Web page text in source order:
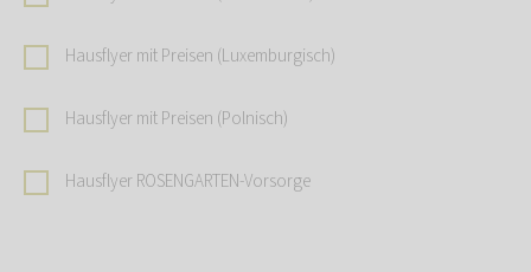
Hausflyer mit Preisen (Luxemburgisch)
Hausflyer mit Preisen (Polnisch)
Hausflyer ROSENGARTEN-Vorsorge